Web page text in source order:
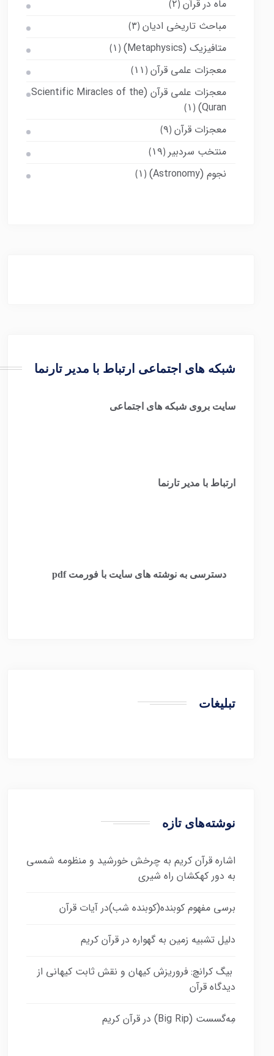
ماه در قرآن (۲)
مباحث تاریخی ادیان (۳)
متافیزیک (Metaphysics) (۱)
معجزات علمی قرآن (۱۱)
معجزات علمی قرآن (Scientific Miracles of the
Quran)
(۱)
معجزات قرآن (۹)
منتخب سردبیر (۱۹)
نجوم (Astronomy) (۱)
شبکه های اجتماعی ارتباط با مدیر تارنما
سایت بروی شبکه های اجتماعی
ارتباط با مدیر تارنما
دسترسی به نوشته های سایت با فورمت pdf
تبلیغات
نوشته‌های تازه
اشاره قرآن کریم به چرخش خورشید و منظومه شمسی
به دور کهکشان راه شیری
برسی مفهوم کوبنده(کوبنده شب)در آیات قرآن
دلیل تشبیه زمین به گهواره در قرآن کریم
بیگ کرانچ: فروریزش کیهان و نقش ثابت کیهانی از
دیدگاه قرآن
مِه‌گسست (Big Rip) در قرآن کریم